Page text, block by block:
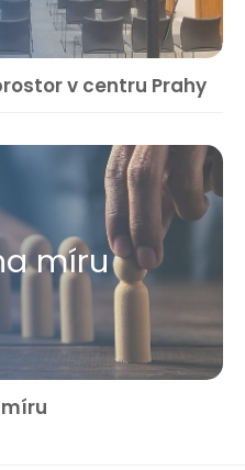
v centru Prahy
míru